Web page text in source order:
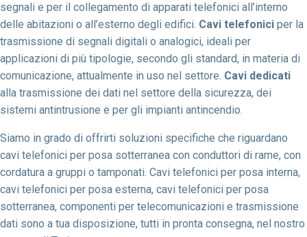
segnali e per il collegamento di apparati telefonici all’interno
delle abitazioni o all’esterno degli edifici. Cavi telefonici per la
trasmissione di segnali digitali o analogici, ideali per
applicazioni di più tipologie, secondo gli standard, in materia di
comunicazione, attualmente in uso nel settore. Cavi dedicati
alla trasmissione dei dati nel settore della sicurezza, dei
sistemi antintrusione e per gli impianti antincendio.
Siamo in grado di offrirti soluzioni specifiche che riguardano
cavi telefonici per posa sotterranea con conduttori di rame, con
cordatura a gruppi o tamponati. Cavi telefonici per posa interna,
cavi telefonici per posa esterna, cavi telefonici per posa
sotterranea, componenti per telecomunicazioni e trasmissione
dati sono a tua disposizione, tutti in pronta consegna, nel nostro